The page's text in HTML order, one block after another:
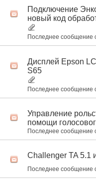
Подключение
новый код
Последнее сообщение
Дисплей Epson
S65
Последнее сообщение
Управление
помощи
Последнее сообщение
Challenger TA 5.1
Последнее сообщение